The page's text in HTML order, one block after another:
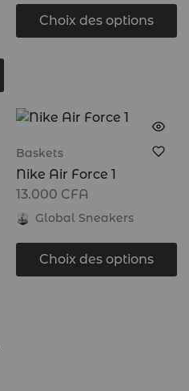
Choix des options
Baskets
Nike Air Force 1
13.000 CFA
Global Sneakers
Choix des options